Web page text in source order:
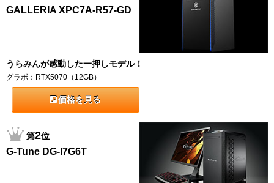
GALLERIA XPC7A-R57-GD
うらみんが感動した一押しモデル！
グラボ：RTX5070（12GB）
価格を見る
第2位
G-Tune DG-I7G6T